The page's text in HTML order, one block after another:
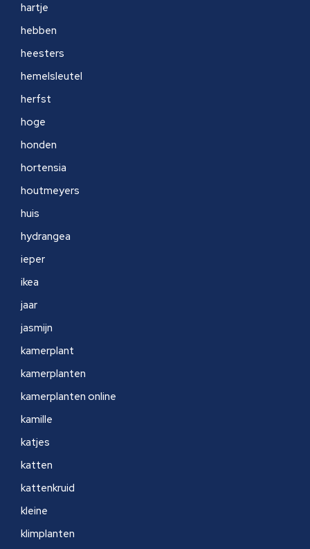
hartje
hebben
heesters
hemelsleutel
herfst
hoge
honden
hortensia
houtmeyers
huis
hydrangea
ieper
ikea
jaar
jasmijn
kamerplant
kamerplanten
kamerplanten online
kamille
katjes
katten
kattenkruid
kleine
klimplanten